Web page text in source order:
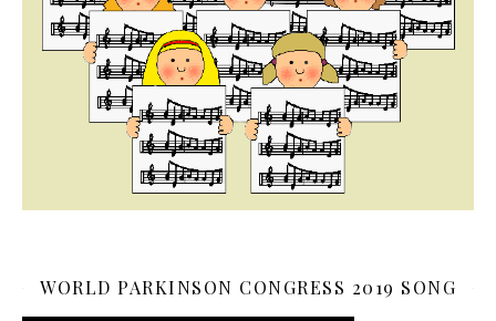
WORLD PARKINSON CONGRESS 2019 SONG